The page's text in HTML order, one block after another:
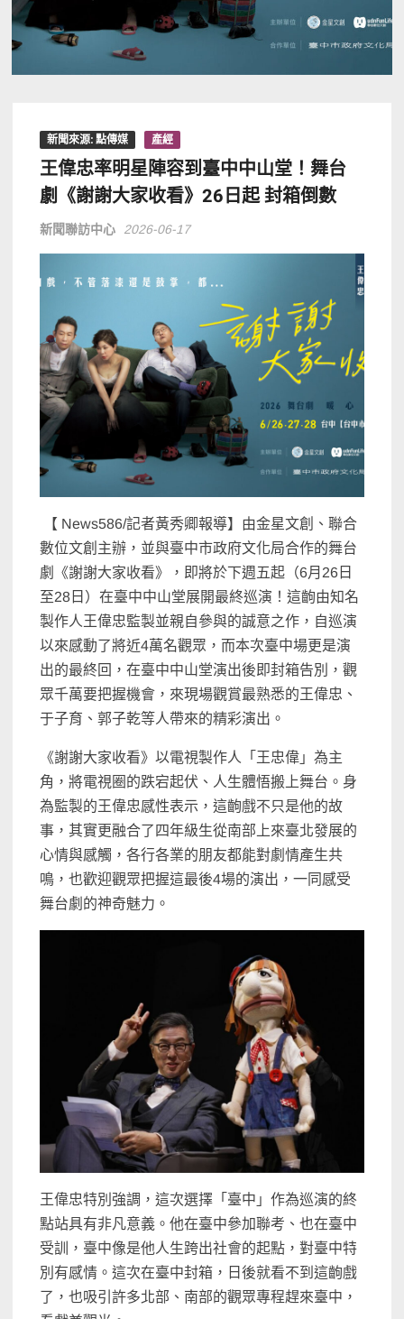
新聞來源: 點傳媒 產經
王偉忠率明星陣容到臺中中山堂！舞台
劇《謝謝大家收看》26日起 封箱倒數
新聞聯訪中心 2026-06-17
【 News586/記者黃秀卿報導】由金星文創、聯合
數位文創主辦，並與臺中市政府文化局合作的舞台
劇《謝謝大家收看》，即將於下週五起（6月26日
至28日）在臺中中山堂展開最終巡演！這齣由知名
製作人王偉忠監製並親自參與的誠意之作，自巡演
以來感動了將近4萬名觀眾，而本次臺中場更是演
出的最終回，在臺中中山堂演出後即封箱告別，觀
眾千萬要把握機會，來現場觀賞最熟悉的王偉忠、
于子育、郭子乾等人帶來的精彩演出。
《謝謝大家收看》以電視製作人「王忠偉」為主
角，將電視圈的跌宕起伏、人生體悟搬上舞台。身
為監製的王偉忠感性表示，這齣戲不只是他的故
事，其實更融合了四年級生從南部上來臺北發展的
心情與感觸，各行各業的朋友都能對劇情產生共
鳴，也歡迎觀眾把握這最後4場的演出，一同感受
舞台劇的神奇魅力。
王偉忠特別強調，這次選擇「臺中」作為巡演的終
點站具有非凡意義。他在臺中參加聯考、也在臺中
受訓，臺中像是他人生跨出社會的起點，對臺中特
別有感情。這次在臺中封箱，日後就看不到這齣戲
了，也吸引許多北部、南部的觀眾專程趕來臺中，